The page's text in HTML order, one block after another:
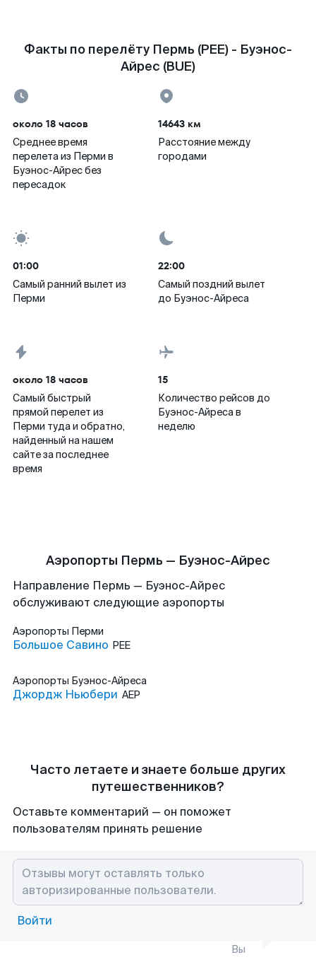
Факты по перелёту Пермь (PEE) - Буэнос-
Айрес (BUE)
около 18 часов
Среднее время
перелета из Перми в
Буэнос-Айрес без
пересадок
14643 км
Расстояние между
городами
01:00
Самый ранний вылет из
Перми
22:00
Самый поздний вылет
до Буэнос-Айреса
около 18 часов
Самый быстрый
прямой перелет из
Перми туда и обратно,
найденный на нашем
сайте за последнее
время
15
Количество рейсов до
Буэнос-Айреса в
неделю
Аэропорты Пермь — Буэнос-Айрес
Направление Пермь — Буэнос-Айрес
обслуживают следующие аэропорты
Аэропорты Перми
Большое Савино PEE
Аэропорты Буэнос-Айреса
Джордж Ньюбери AEP
Часто летаете и знаете больше других
путешественников?
Оставьте комментарий — он поможет
пользователям принять решение
Войти
Вы